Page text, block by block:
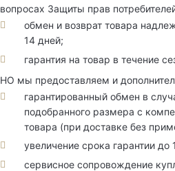
вопросах Защиты прав
обмен и возврат товара
14 дней;
гарантия на товар в течение
НО мы предоставляем и
гарантированный обмен в
подобранного размера с
товара (при доставке без
увеличение срока гарантии до
сервисное сопровождение